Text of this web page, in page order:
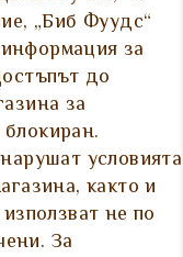
„Биб Фуудс“
за
до
за
условията
както и
не по
За